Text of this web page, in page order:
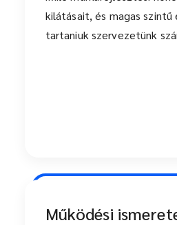
kilátásait, és magas
tartaniuk szervezetünk
Működési